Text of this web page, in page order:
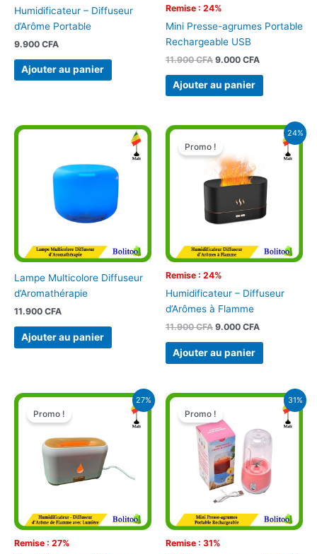
Humidificateur – Diffuseur
d’Arôme Portable
9.900 CFA
Ajouter au panier
Remise : 24%
Mini Presse-agrumes Portable
Rechargeable USB
11.900CFA 9.000 CFA
Ajouter au panier
Lampe Multicolore Diffuseur
d’Aromathérapie
11.900 CFA
Ajouter au panier
24%
Remise : 24%
Promo !
Humidificateur – Diffuseur
d’Arômes à Flamme
11.900CFA
Le
prix
initial
était :
11.900 CFA.
9.000 CFA
Le
9.000 CFA.
Ajouter au panier
27%
Remise : 27%
Promo !
Le
initial
10.900 CFA.
Le
actuel
31%
Remise : 31%
Promo !
Le
initial
était :
10.900 CFA.
Le
est :
7.500 CFA.